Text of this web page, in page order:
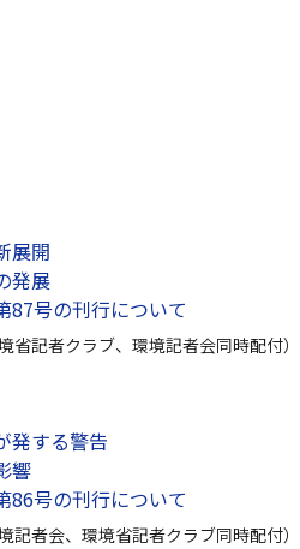
展開
発展
87号の刊行について
省記者クラブ、環境記者会同時配付）
発する警告
響
86号の刊行について
記者会、環境省記者クラブ同時配付）